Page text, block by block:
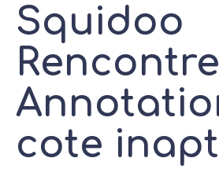
Squidoo
Rencontre
cote